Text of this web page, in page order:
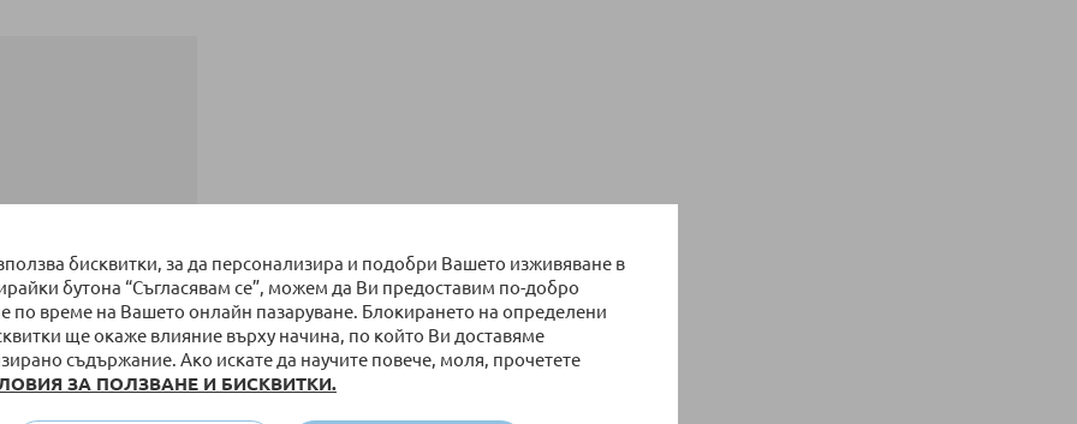
бисквитки, за да персонализира и подобри Вашето изживяване в
бутона “Съгласявам се”, можем да Ви предоставим по-добро
по време на Вашето онлайн пазаруване. Блокирането на определени
ще окаже влияние върху начина, по който Ви доставяме
съдържание. Ако искате да научите повече, моля, прочетете
ЗА ПОЛЗВАНЕ И БИСКВИТКИ.